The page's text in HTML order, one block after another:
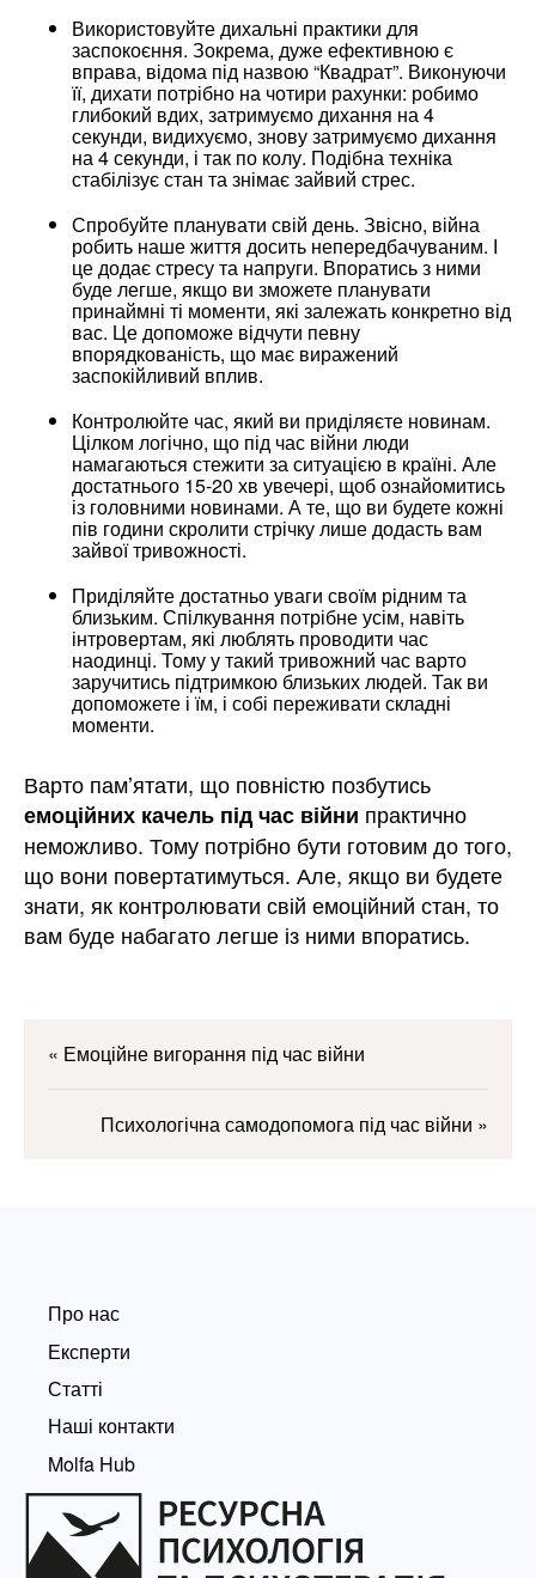
Використовуйте дихальні практики для
заспокоєння. Зокрема, дуже ефективною є
вправа, відома під назвою “Квадрат”. Виконуючи
її, дихати потрібно на чотири рахунки: робимо
глибокий вдих, затримуємо дихання на 4
секунди, видихуємо, знову затримуємо дихання
на 4 секунди, і так по колу. Подібна техніка
стабілізує стан та знімає зайвий стрес.
Спробуйте планувати свій день. Звісно, війна
робить наше життя досить непередбачуваним. І
це додає стресу та напруги. Впоратись з ними
буде легше, якщо ви зможете планувати
принаймні ті моменти, які залежать конкретно від
вас. Це допоможе відчути певну
впорядкованість, що має виражений
заспокійливий вплив.
Контролюйте час, який ви приділяєте новинам.
Цілком логічно, що під час війни люди
намагаються стежити за ситуацією в країні. Але
достатнього 15-20 хв увечері, щоб ознайомитись
із головними новинами. А те, що ви будете кожні
пів години скролити стрічку лише додасть вам
зайвої тривожності.
Приділяйте достатньо уваги своїм рідним та
близьким. Спілкування потрібне усім, навіть
інтровертам, які люблять проводити час
наодинці. Тому у такий тривожний час варто
заручитись підтримкою близьких людей. Так ви
допоможете і їм, і собі переживати складні
моменти.
Варто памʼятати, що повністю позбутись
емоційних качель під час війни практично
неможливо. Тому потрібно бути готовим до того,
що вони повертатимуться. Але, якщо ви будете
знати, як контролювати свій емоційний стан, то
вам буде набагато легше із ними впоратись.
« Емоційне вигорання під час війни
Психологічна самодопомога під час війни »
Про нас
Експерти
Статті
Наші контакти
Molfa Hub